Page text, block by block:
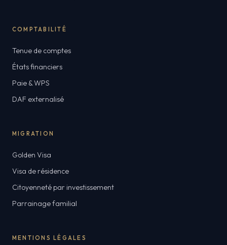
COMPTABILITÉ
Tenue de comptes
États financiers
Paie & WPS
DAF externalisé
MIGRATION
Golden Visa
Visa de résidence
Citoyenneté par investissement
Parrainage familial
MENTIONS LÉGALES